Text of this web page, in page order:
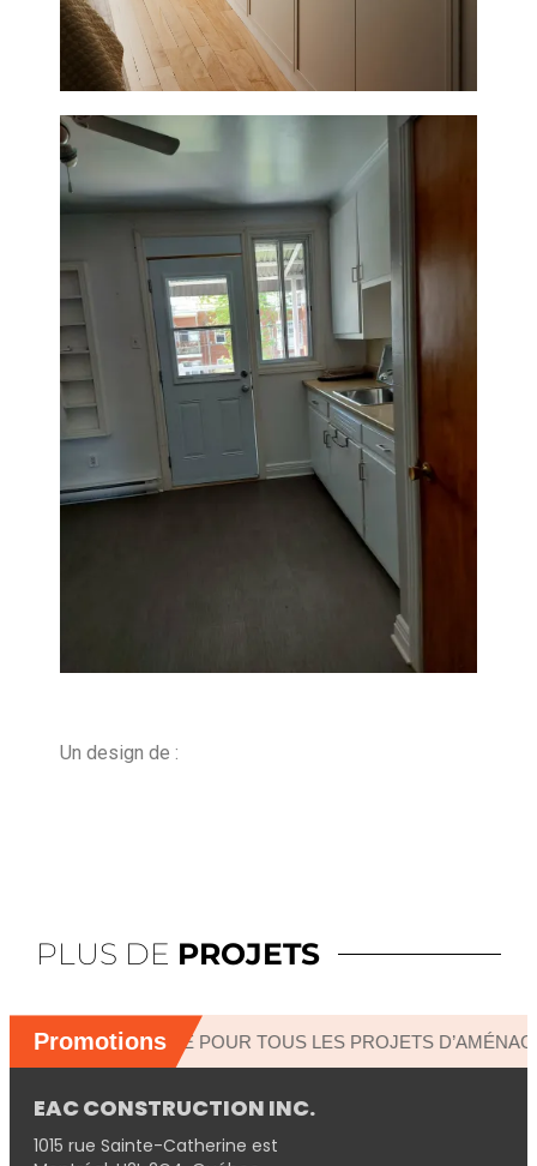
Un design de :
PLUS DE PROJETS
EAC CONSTRUCTION INC.
1015 rue Sainte-Catherine est